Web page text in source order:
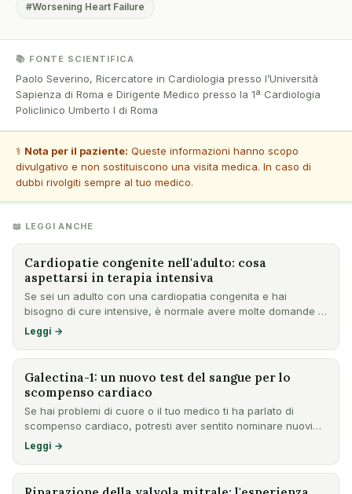
#Worsening Heart Failure
📚 FONTE SCIENTIFICA
Paolo Severino, Ricercatore in Cardiologia presso l’Università
Sapienza di Roma e Dirigente Medico presso la 1ª Cardiologia
Policlinico Umberto I di Roma
⚕️ Nota per il paziente: Queste informazioni hanno scopo
divulgativo e non sostituiscono una visita medica. In caso di
dubbi rivolgiti sempre al tuo medico.
📖 LEGGI ANCHE
Cardiopatie congenite nell'adulto: cosa
aspettarsi in terapia intensiva
Se sei un adulto con una cardiopatia congenita e hai
bisogno di cure intensive, è normale avere molte domande e
preoccu…
Leggi →
Galectina-1: un nuovo test del sangue per lo
scompenso cardiaco
Se hai problemi di cuore o il tuo medico ti ha parlato di
scompenso cardiaco, potresti aver sentito nominare nuovi
esam…
Leggi →